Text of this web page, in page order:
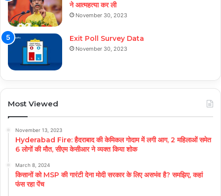
ने आत्महत्या कर ली
November 30, 2023
Exit Poll Survey Data
November 30, 2023
Most Viewed
November 13, 2023
Hyderabad Fire: हैदराबाद की केमिकल गोदाम में लगी आग, 2 महिलाओं समेत
6 लोगों की मौत, सीएम केसीआर ने व्यक्त किया शोक
March 8, 2024
किसानों को MSP की गारंटी देना मोदी सरकार के लिए असभंव है? समझिए, कहां
फंस रहा पेंच